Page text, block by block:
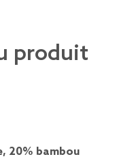
produit
20% bambou